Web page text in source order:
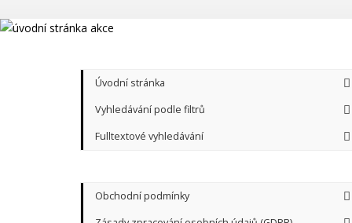
Úvodní stránka
Vyhledávání podle filtrů
Fulltextové vyhledávání
Obchodní podmínky